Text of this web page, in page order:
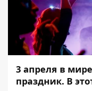
3 апреля в
праздник. В